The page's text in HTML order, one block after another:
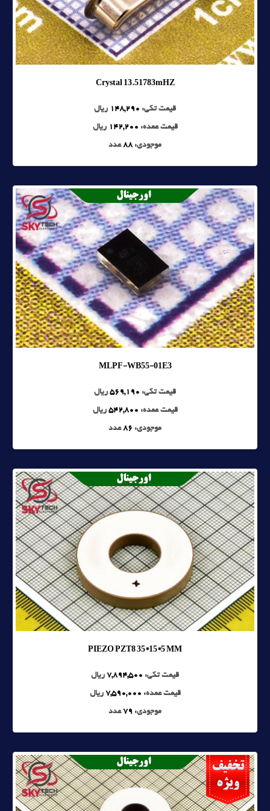
Crystal 13.51783mHZ
قیمت تکی: 148,290 ریال
قیمت عمده: 142,200 ریال
موجودی: 88عدد
MLPF-WB55-01E3
قیمت تکی: 569,190 ریال
قیمت عمده: 542,800 ریال
موجودی: 86عدد
PIEZO PZT8 35*15*5 MM
قیمت تکی: 7,894,500 ریال
قیمت عمده: 7,590,000 ریال
موجودی: 79عدد